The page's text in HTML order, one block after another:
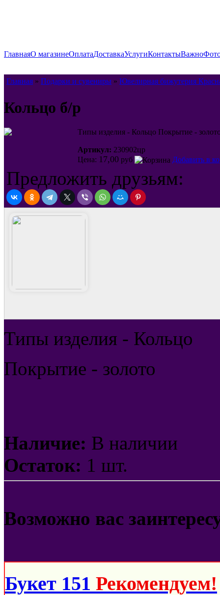
ГлавнаяО магазинеОплатаДоставкаУслугиКонтактыВажно
Главная » Подарки и сувениры » Ювелирная бижутерия
Кольцо б/р
Типы изделия - Кольцо Покрытие -
Артикул: 230902цр
Цена: 17,00 руб Добавить в
Предложить друзьям:
Типы изделия - Кольцо
Покрытие - золото
Наличие: В наличии
Остаток: 1 шт.
Возможно вас
Букет 151 Рекомендуем!